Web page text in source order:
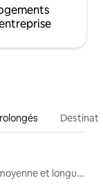
Locations moyenne et longue durée